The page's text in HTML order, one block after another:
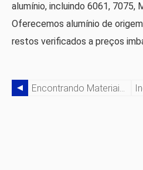
alumínio, incluindo 6061, 7075,
Oferecemos alumínio de
restos verificados a preços
Encontrando Materiais Para Oficinas Metalúrgicas A Preços Razoáveis